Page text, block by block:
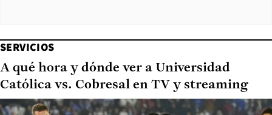
SERVICIOS
A qué hora y dónde ver a Universidad
Católica vs. Cobresal en TV y streaming